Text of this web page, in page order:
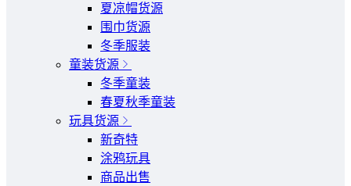
夏凉帽货源
围巾货源
冬季服装
童装货源
冬季童装
春夏秋季童装
玩具货源
新奇特
涂鸦玩具
商品出售